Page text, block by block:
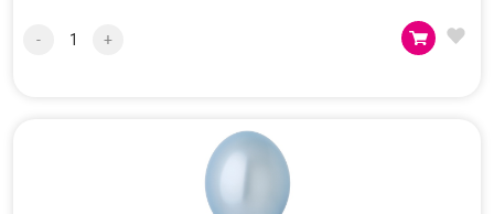
- +